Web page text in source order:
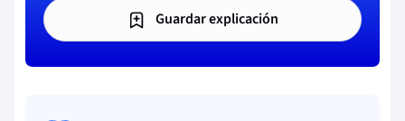
Guardar explicación